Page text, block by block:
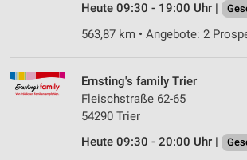
Heute 09:30 - 19:00 Uhr |
563,87 km • Angebote: 2
Ernsting's family Trier
Fleischstraße 62-65
54290 Trier
Heute 09:30 - 20:00 Uhr |